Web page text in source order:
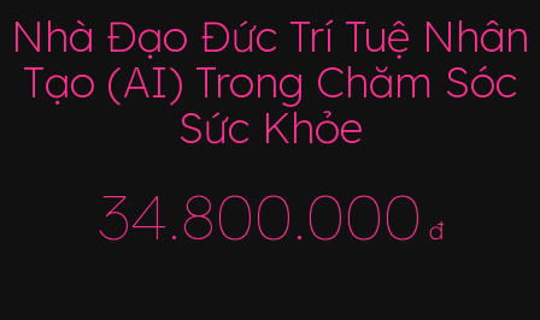
Nhà Đạo Đức Trí Tuệ Nhân
Tạo (AI) Trong Chăm Sóc
Sức Khỏe
34.800.000 đ